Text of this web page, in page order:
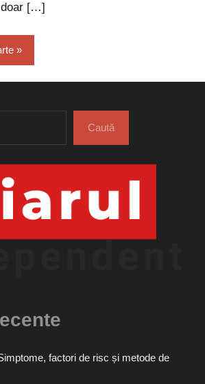
[…]
Caută
factori de risc și metode de